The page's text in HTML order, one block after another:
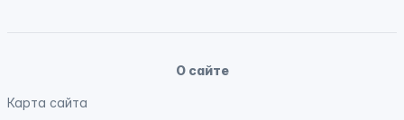
О сайте
Карта сайта